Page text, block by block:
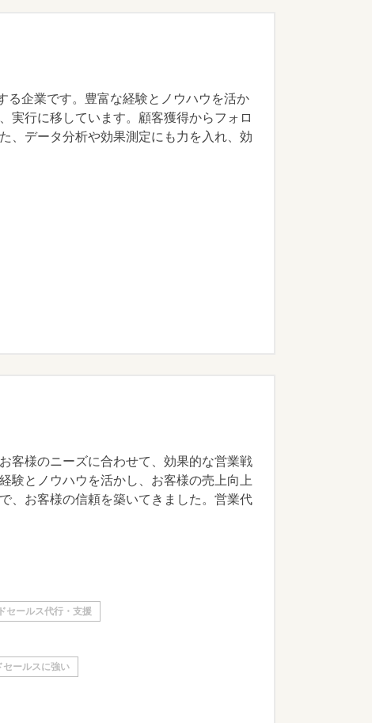
る企業です。豊富な経験とノウハウを活か
実行に移しています。顧客獲得からフォロ
、データ分析や効果測定にも力を入れ、効
客様のニーズに合わせて、効果的な営業戦
験とノウハウを活かし、お客様の売上向上
、お客様の信頼を築いてきました。営業代
セールス代行・支援
セールスに強い